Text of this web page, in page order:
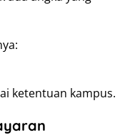
ketentuan kampus.